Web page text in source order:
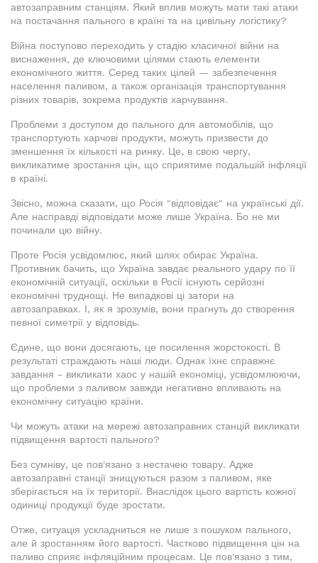
автозаправним станціям. Який вплив можуть мати такі атаки
на постачання пального в країні та на цивільну логістику?
Війна поступово переходить у стадію класичної війни на
виснаження, де ключовими цілями стають елементи
економічного життя. Серед таких цілей — забезпечення
населення паливом, а також організація транспортування
різних товарів, зокрема продуктів харчування.
Проблеми з доступом до пального для автомобілів, що
транспортують харчові продукти, можуть призвести до
зменшення їх кількості на ринку. Це, в свою чергу,
викликатиме зростання цін, що сприятиме подальшій інфляції
в країні.
Звісно, можна сказати, що Росія "відповідає" на українські дії.
Але насправді відповідати може лише Україна. Бо не ми
починали цю війну.
Проте Росія усвідомлює, який шлях обирає Україна.
Противник бачить, що Україна завдає реального удару по її
економічній ситуації, оскільки в Росії існують серйозні
економічні труднощі. Не випадкові ці затори на
автозаправках. І, як я зрозумів, вони прагнуть до створення
певної симетрії у відповідь.
Єдине, що вони досягають, це посилення жорстокості. В
результаті страждають наші люди. Однак їхнє справжнє
завдання - викликати хаос у нашій економіці, усвідомлюючи,
що проблеми з паливом завжди негативно впливають на
економічну ситуацію країни.
Чи можуть атаки на мережі автозаправних станцій викликати
підвищення вартості пального?
Без сумніву, це пов'язано з нестачею товару. Адже
автозаправні станції знищуються разом з паливом, яке
зберігається на їх території. Внаслідок цього вартість кожної
одиниці продукції буде зростати.
Отже, ситуація ускладниться не лише з пошуком пального,
але й зростанням його вартості. Частково підвищення цін на
паливо сприяє інфляційним процесам. Це пов'язано з тим,